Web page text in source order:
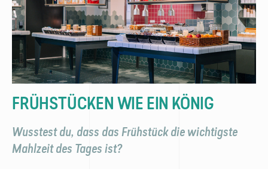
FRÜHSTÜCKEN WIE EIN KÖNIG
Wusstest du, dass das Frühstück die wichtigste
Mahlzeit des Tages ist?